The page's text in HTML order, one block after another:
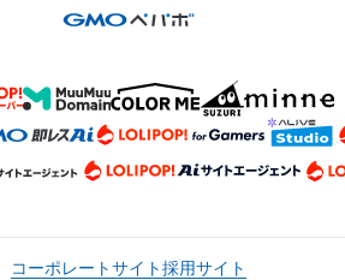
コーポレートサイト採用サイト